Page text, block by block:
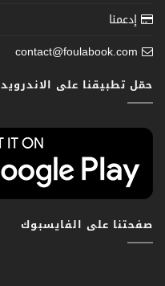
إدعمنا
contact@foulabook.com
حمّل تطبيقنا على الاندرويد
صفحتنا على الفايسبوك